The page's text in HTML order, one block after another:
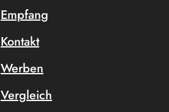
Empfang
Kontakt
Werben
Vergleich